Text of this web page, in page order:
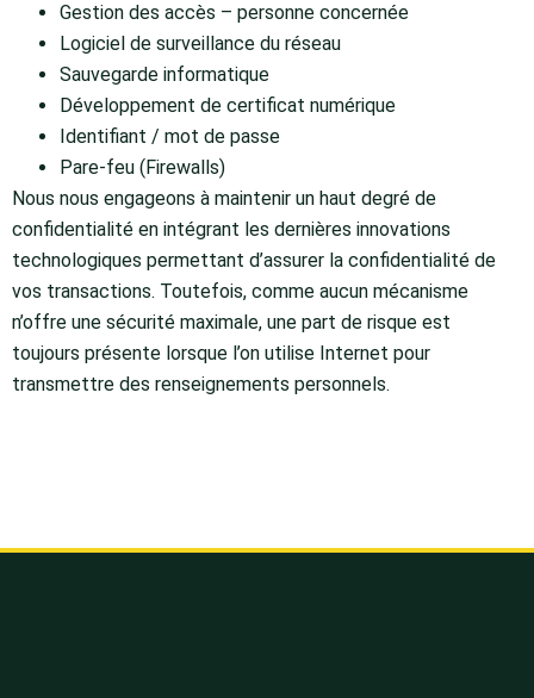
Gestion des accès – personne concernée
Logiciel de surveillance du réseau
Sauvegarde informatique
Développement de certificat numérique
Identifiant / mot de passe
Pare-feu (Firewalls)
Nous nous engageons à maintenir un haut degré de
confidentialité en intégrant les dernières innovations
technologiques permettant d’assurer la confidentialité de
vos transactions. Toutefois, comme aucun mécanisme
n’offre une sécurité maximale, une part de risque est
toujours présente lorsque l’on utilise Internet pour
transmettre des renseignements personnels.